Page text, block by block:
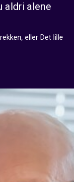
aldri alene
eller Det lille